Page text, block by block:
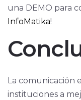
una DEMO para
InfoMatika!
La comunicación
instituciones a